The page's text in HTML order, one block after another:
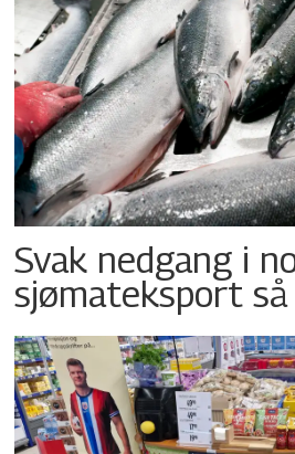
Svak nedgang i
sjømateksport